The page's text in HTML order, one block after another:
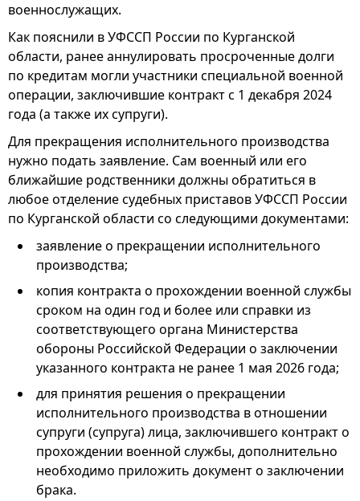
военнослужащих.
Как пояснили в УФССП России по Курганской
области, ранее аннулировать просроченные долги
по кредитам могли участники специальной военной
операции, заключившие контракт с 1 декабря 2024
года (а также их супруги).
Для прекращения исполнительного производства
нужно подать заявление. Сам военный или его
ближайшие родственники должны обратиться в
любое отделение судебных приставов УФССП России
по Курганской области со следующими документами:
заявление о прекращении исполнительного
производства;
копия контракта о прохождении военной службы
сроком на один год и более или справки из
соответствующего органа Министерства
обороны Российской Федерации о заключении
указанного контракта не ранее 1 мая 2026 года;
для принятия решения о прекращении
исполнительного производства в отношении
супруги (супруга) лица, заключившего контракт о
прохождении военной службы, дополнительно
необходимо приложить документ о заключении
брака.